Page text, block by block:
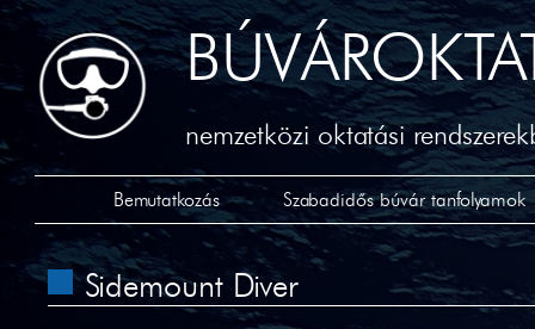
nemzetközi oktatási
Bemutatkozás Szabadidős búvár tanfolyamok
Sidemount Diver